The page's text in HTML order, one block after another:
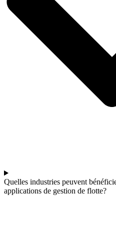
Quelles industries peuvent
applications de gestion de flotte?